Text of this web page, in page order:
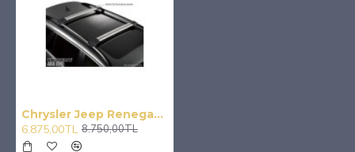
Chrysler Jeep Renegade Ara Atkı Wingcarrier V1 Gri 2014 Üzeri
6.875,00TL 8.750,00TL